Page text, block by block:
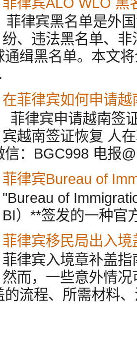
菲律宾黑名单是外
纷、违法黑名单、
通缉黑名单。本文
在菲律宾如何申请越
菲律宾申请越南签
宾越南签证恢复 人
信：BGC998 电报
菲律宾Bureau of
"Bureau of
BI）**签发的一种官
菲律宾移民局出入
菲律宾入境章补盖
然而，一些意外情
的流程、所需材料